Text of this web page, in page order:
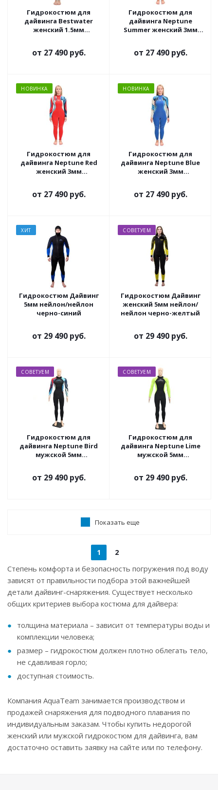
Гидрокостюм для
дайвинга Bestwater
женский 1.5мм
от 27 490 руб.
Гидрокостюм для
дайвинга Neptune
Summer женский 3мм
от 27 490 руб.
НОВИНКА
Гидрокостюм для
дайвинга Neptune Red
женский 3мм
от 27 490 руб.
НОВИНКА
Гидрокостюм для
дайвинга Neptune Blue
женский 3мм
от 27 490 руб.
ХИТ
Гидрокостюм Дайвинг
5мм нейлон/нейлон
черно-синий
от 29 490 руб.
СОВЕТУЕМ
Гидрокостюм Дайвинг
женский 5мм нейлон/
нейлон черно-желтый
от 29 490 руб.
СОВЕТУЕМ
Гидрокостюм для
дайвинга Neptune Bird
мужской 5мм
от 29 490 руб.
СОВЕТУЕМ
Гидрокостюм для
дайвинга Neptune Lime
мужской 5мм
от 29 490 руб.
Показать еще
1 2
Степень комфорта и безопасность погружения под воду
зависят от правильности подбора этой важнейшей
детали дайвинг-снаряжения. Существует несколько
общих критериев выбора костюма для дайвера:
толщина материала – зависит от температуры воды и
комплекции человека;
размер – гидрокостюм должен плотно облегать тело,
не сдавливая горло;
доступная стоимость.
Компания AquaTeam занимается производством и
продажей снаряжения для подводного плавания по
индивидуальным заказам. Чтобы купить недорогой
женский или мужской гидрокостюм для дайвинга, вам
достаточно оставить заявку на сайте или по телефону.